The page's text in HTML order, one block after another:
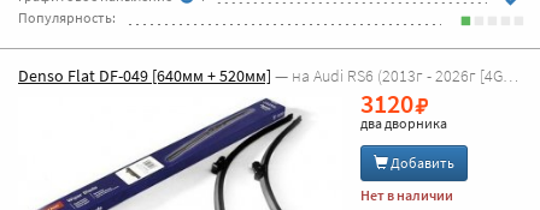
Популярность:
Denso Flat DF-049 [640мм + 520мм] — на Audi RS6 (2013г - 2026г [4G5, C7 универсал] )
3120
два дворника
Добавить
Нет в наличии